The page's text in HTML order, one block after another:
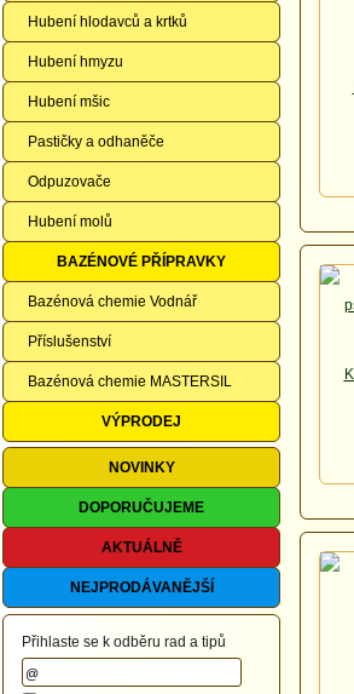
Hubení hlodavců a krtků
Hubení hmyzu
Hubení mšic
Pastičky a odhaněče
Odpuzovače
Hubení molů
BAZÉNOVÉ PŘÍPRAVKY
Bazénová chemie Vodnář
Příslušenství
Bazénová chemie MASTERSIL
VÝPRODEJ
NOVINKY
DOPORUČUJEME
AKTUÁLNĚ
NEJPRODÁVANĚJŠÍ
Přihlaste se k odběru rad a tipů